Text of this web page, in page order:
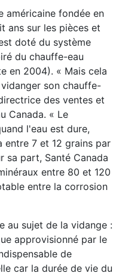
américaine fondée en
ans sur les pièces et
doté du système
du chauffe-eau
en 2004). « Mais cela
son chauffe-
des ventes et
Canada. « Le
l'eau est dure,
entre 7 et 12 grains par
sa part, Santé Canada
entre 80 et 120
entre la corrosion
au sujet de la vidange :
approvisionné par le
de
car la durée de vie du